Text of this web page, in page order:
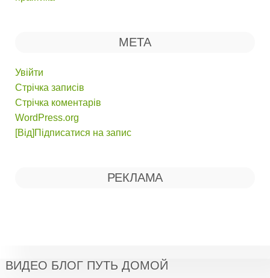
МЕТА
Увійти
Стрічка записів
Стрічка коментарів
WordPress.org
[Від]Підписатися на запис
РЕКЛАМА
ВИДЕО БЛОГ ПУТЬ ДОМОЙ